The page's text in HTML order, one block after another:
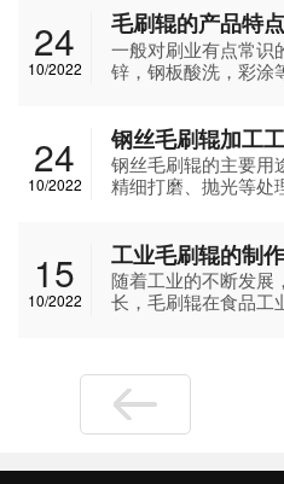
24
10/2022
毛刷辊的产品特
一般对刷业有点常识
锌，钢板酸洗，彩涂
24
10/2022
钢丝毛刷辊加工
钢丝毛刷辊的主要用
精细打磨、抛光等处
15
10/2022
工业毛刷辊的制
随着工业的不断发展
长，毛刷辊在食品工
上一页